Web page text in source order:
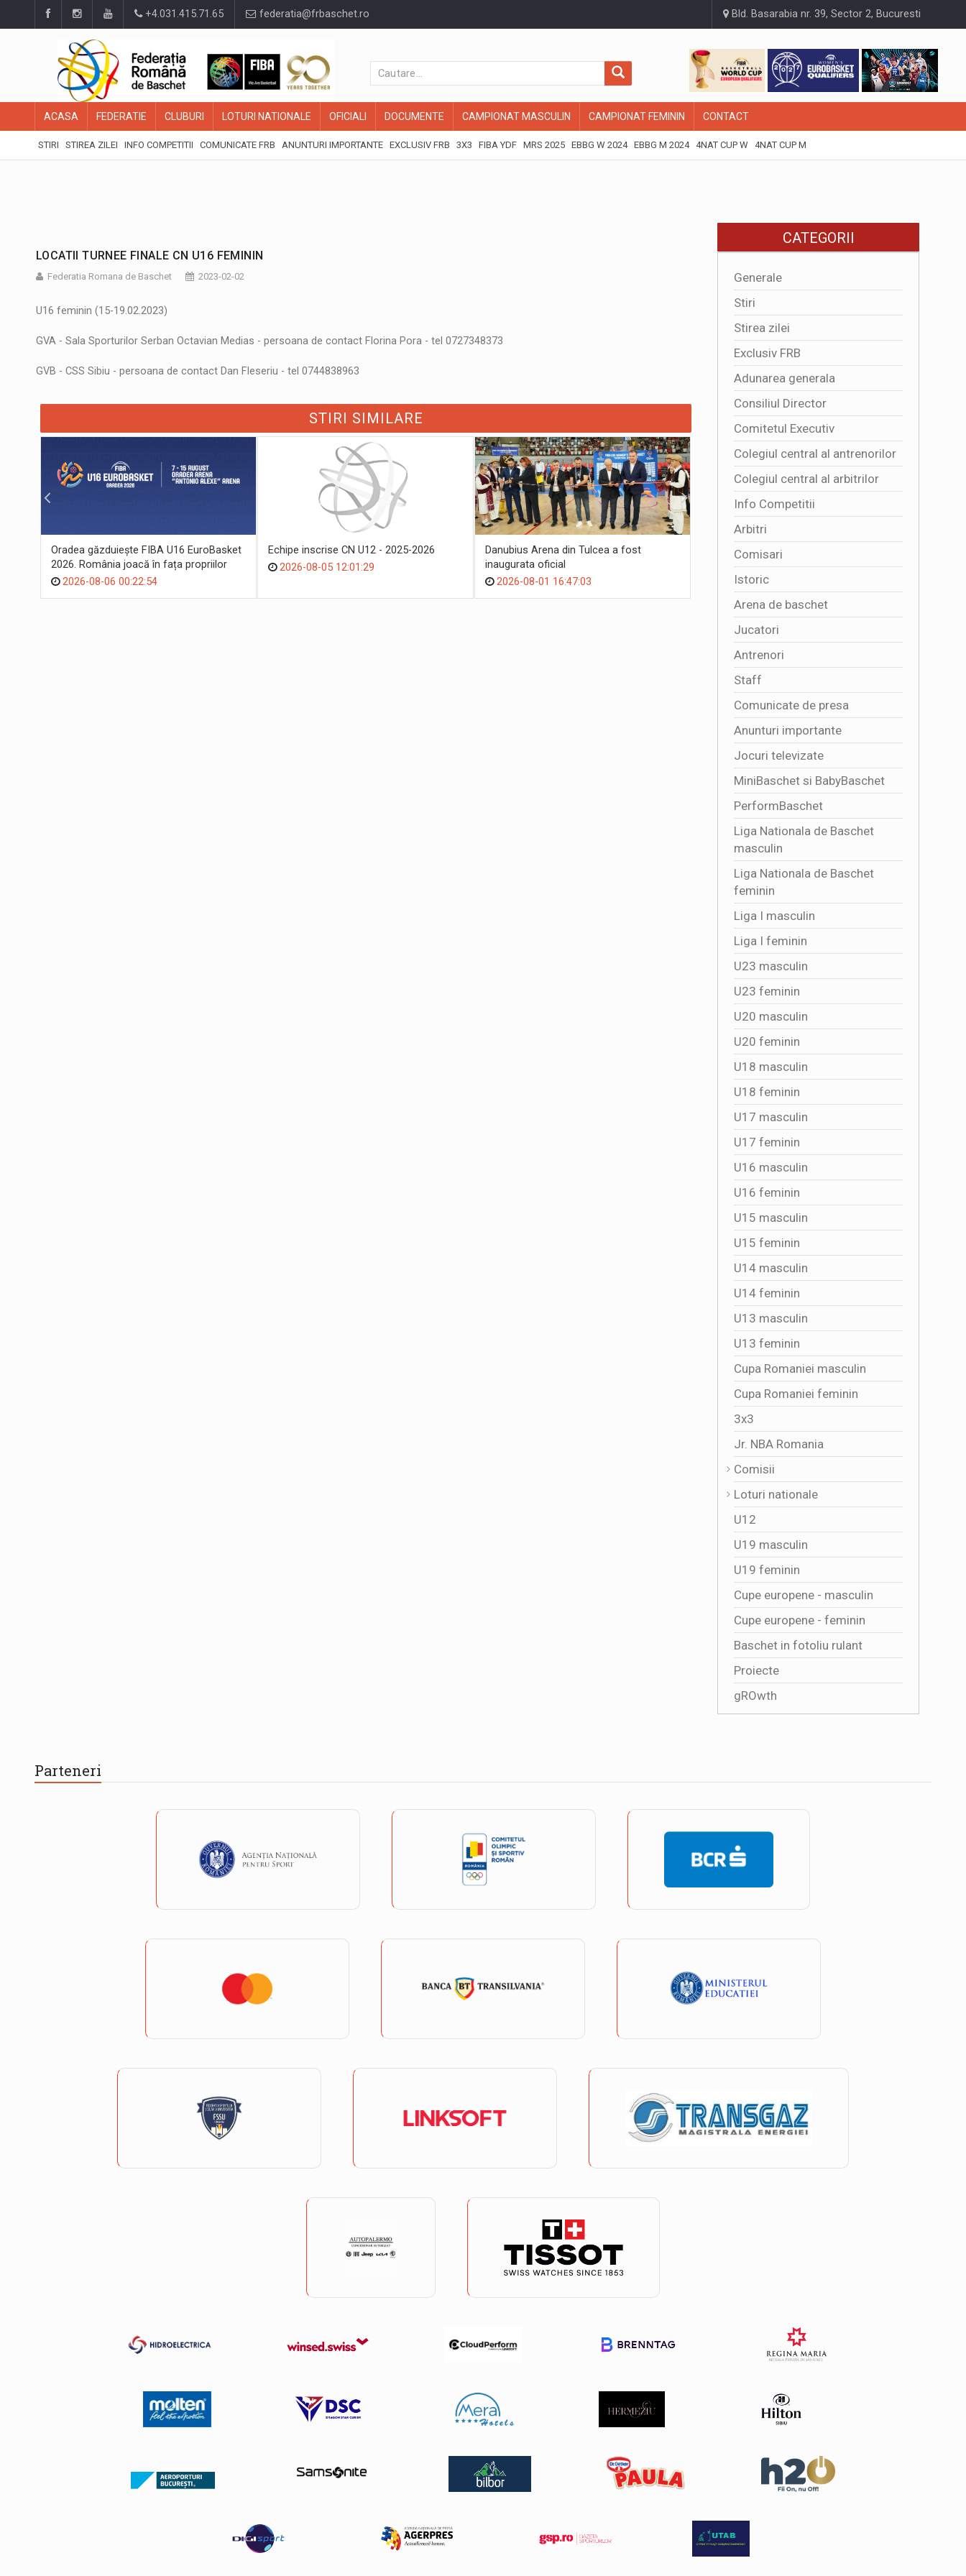
+4.031.415.71.65 federatia@frbaschet.ro Bld. Basarabia nr. 39, Sector 2, Bucuresti
ACASA FEDERATIE CLUBURI LOTURI NATIONALE OFICIALI DOCUMENTE CAMPIONAT MASCULIN CAMPIONAT FEMININ CONTACT
STIRI STIREA ZILEI INFO COMPETITII COMUNICATE FRB ANUNTURI IMPORTANTE EXCLUSIV FRB 3X3 FIBA YDF MRS 2025 EBBG W 2024 EBBG M 2024 4NAT CUP W 4NAT CUP M
LOCATII TURNEE FINALE CN U16 FEMININ
Federatia Romana de Baschet 2023-02-02
U16 feminin (15-19.02.2023)
GVA - Sala Sporturilor Serban Octavian Medias - persoana de contact Florina Pora - tel 0727348373
GVB - CSS Sibiu - persoana de contact Dan Fleseriu - tel 0744838963
STIRI SIMILARE
Oradea găzduiește FIBA U16 EuroBasket
2026. România joacă în fața propriilor
suporteri
2026-08-06 00:22:54
Echipe inscrise CN U12 - 2025-2026
2026-08-05 12:01:29
Danubius Arena din Tulcea a fost
inaugurata oficial
2026-08-01 16:47:03
4341 DE SPECTATORI ALATURI DE
TRICOLORE
2026-08-01 16:50:01
CATEGORII
Generale
Stiri
Stirea zilei
Exclusiv FRB
Adunarea generala
Consiliul Director
Comitetul Executiv
Colegiul central al antrenorilor
Colegiul central al arbitrilor
Info Competitii
Arbitri
Comisari
Istoric
Arena de baschet
Jucatori
Antrenori
Staff
Comunicate de presa
Anunturi importante
Jocuri televizate
MiniBaschet si BabyBaschet
PerformBaschet
Liga Nationala de Baschet
masculin
Liga Nationala de Baschet
feminin
Liga I masculin
Liga I feminin
U23 masculin
U23 feminin
U20 masculin
U20 feminin
U18 masculin
U18 feminin
U17 masculin
U17 feminin
U16 masculin
U16 feminin
U15 masculin
U15 feminin
U14 masculin
U14 feminin
U13 masculin
U13 feminin
Cupa Romaniei masculin
Cupa Romaniei feminin
3x3
Jr. NBA Romania
Comisii
Loturi nationale
U12
U19 masculin
U19 feminin
Cupe europene - masculin
Cupe europene - feminin
Baschet in fotoliu rulant
Proiecte
gROwth
Parteneri